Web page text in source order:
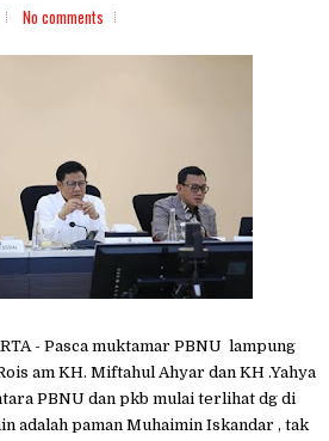
No comments
- Pasca muktamar PBNU lampung
am KH. Miftahul Ahyar dan KH .Yahya
PBNU dan pkb mulai terlihat dg di
adalah paman Muhaimin Iskandar , tak